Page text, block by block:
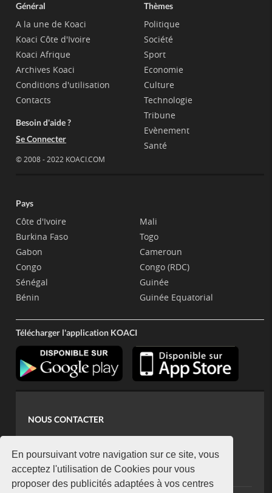
En poursuivant votre navigation sur ce site, vous
acceptez l'utilisation de Cookies pour vous
proposer des publicités adaptées à vos centres
Général
A la une de Koaci
Koaci Côte d'Ivoire
Koaci Afrique
Archives Koaci
Conditions d'utilisation
Contacts
Besoin d'aide ?
Se Connecter
© 2008 - 2022 KOACI.COM
Thèmes
Politique
Société
Sport
Economie
Culture
Technologie
Tribune
Evènement
Santé
Pays
Côte d'Ivoire
Burkina Faso
Gabon
Congo
Sénégal
Bénin
Mali
Togo
Cameroun
Congo (RDC)
Guinée
Guinée Equatorial
Télécharger l'application KOACI
NOUS CONTACTER
koaci@yahoo.fr
+225 07 08 85 52 93